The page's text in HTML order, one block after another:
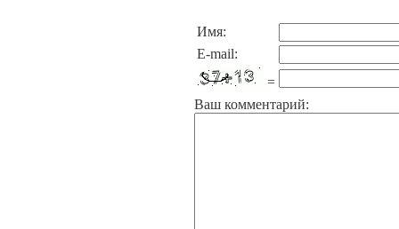
Имя:
E-mail:
=
Ваш комментарий: